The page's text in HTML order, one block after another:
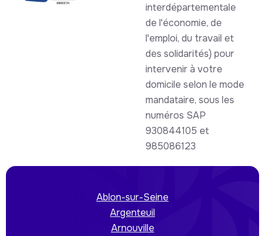
interdépartementale
de l'économie, de
l'emploi, du travail et
des solidarités) pour
intervenir à votre
domicile selon le mode
mandataire, sous les
numéros SAP
930844105 et
985086123
Ablon-sur-Seine
Argenteuil
Arnouville